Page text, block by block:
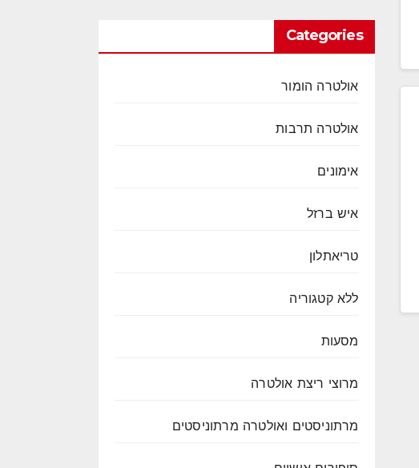
Categories
אולטרה הומור
אולטרה תרבות
אימונים
איש ברזל
טריאתלון
ללא קטגוריה
מסעות
מרוצי ריצת אולטרה
מרתוניסטים ואולטרה מרתוניסטים